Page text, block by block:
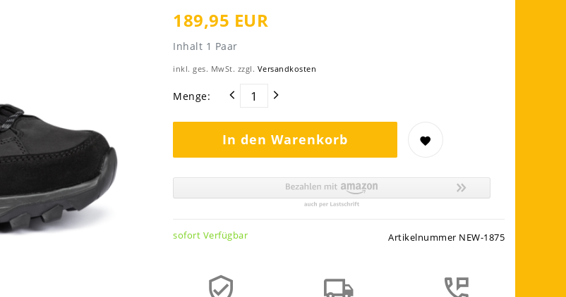
189,95 EUR
Inhalt 1 Paar
inkl. ges. MwSt. zzgl. Versandkosten
Menge:
In den Warenkorb
sofort Verfügbar Artikelnummer NEW-1875